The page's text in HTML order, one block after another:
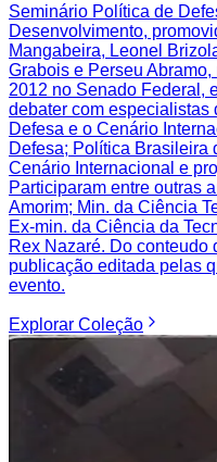
Seminário Política de
Desenvolvimento,
Mangabeira, Leonel
Grabois e Perseu
2012 no Senado Federal,
debater com especialistas
Defesa e o Cenário
Defesa; Política Brasileira
Cenário Internacional e
Participaram entre outras
Amorim; Min. da Ciência
Ex-min. da Ciência da
Rex Nazaré. Do conteudo
publicação editada pelas
evento.
Explorar Coleção